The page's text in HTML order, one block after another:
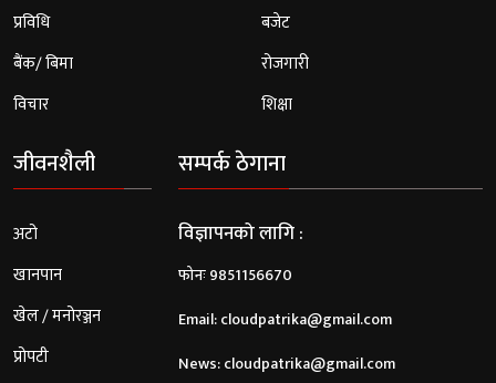
प्रविधि
बैंक/ बिमा
विचार
बजेट
रोजगारी
शिक्षा
जीवनशैली
अटो
खानपान
खेल / मनोरञ्जन
प्रोपटी
सम्पर्क ठेगाना
विज्ञापनको लागि :
फोनः 9851156670
Email:cloudpatrika@gmail.com
News:cloudpatrika@gmail.com